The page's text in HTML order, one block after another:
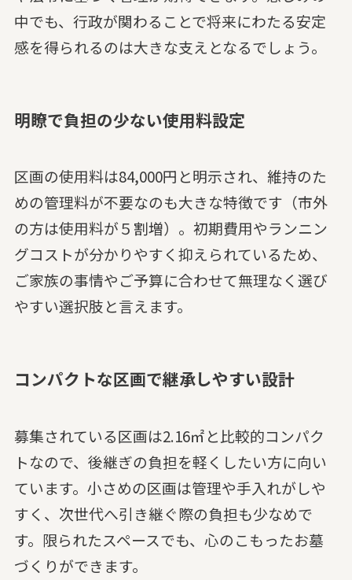
中でも、行政が関わることで将来にわたる安定
感を得られるのは大きな支えとなるでしょう。
明瞭で負担の少ない使用料設定
区画の使用料は84,000円と明示され、維持のた
めの管理料が不要なのも大きな特徴です（市外
の方は使用料が５割増）。初期費用やランニン
グコストが分かりやすく抑えられているため、
ご家族の事情やご予算に合わせて無理なく選び
やすい選択肢と言えます。
コンパクトな区画で継承しやすい設計
募集されている区画は2.16㎡と比較的コンパク
トなので、後継ぎの負担を軽くしたい方に向い
ています。小さめの区画は管理や手入れがしや
すく、次世代へ引き継ぐ際の負担も少なめで
す。限られたスペースでも、心のこもったお墓
づくりができます。